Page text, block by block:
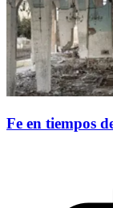
Fe en tiempos